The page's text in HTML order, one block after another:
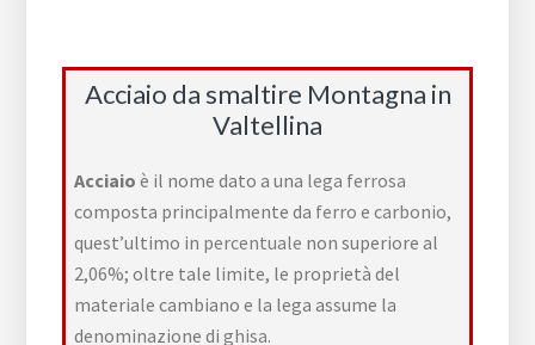
Acciaio da smaltire Montagna in
Valtellina
Acciaio è il nome dato a una lega ferrosa
composta principalmente da ferro ecarbonio,
quest’ultimo in percentuale non superiore al
2,06%; oltre tale limite, le proprietà del
materiale cambiano e la lega assume la
denominazione dighisa.